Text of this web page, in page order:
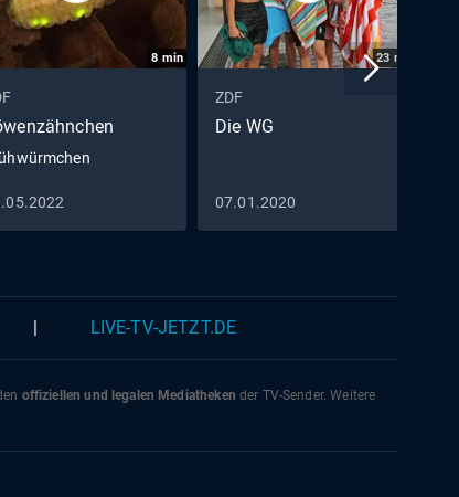
8 min 23 min
ZDF
Die WG
07.01.2020
LIVE-TV-JETZT.DE
offiziellen und legalen Mediatheken der TV-Sender. Weitere